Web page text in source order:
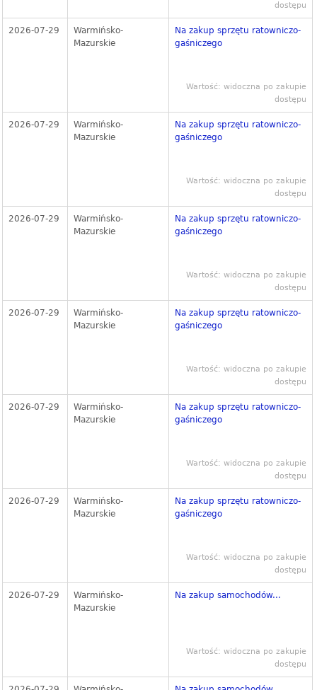
dostępu
2026-07-29
Warmińsko-
Mazurskie
Na zakup sprzętu ratowniczo-
gaśniczego
Wartość: widoczna po zakupie
dostępu
2026-07-29
Warmińsko-
Mazurskie
Na zakup sprzętu ratowniczo-
gaśniczego
Wartość: widoczna po zakupie
dostępu
2026-07-29
Warmińsko-
Mazurskie
Na zakup sprzętu ratowniczo-
gaśniczego
Wartość: widoczna po zakupie
dostępu
2026-07-29
Warmińsko-
Mazurskie
Na zakup sprzętu ratowniczo-
gaśniczego
Wartość: widoczna po zakupie
dostępu
2026-07-29
Warmińsko-
Mazurskie
Na zakup sprzętu ratowniczo-
gaśniczego
Wartość: widoczna po zakupie
dostępu
2026-07-29
Warmińsko-
Mazurskie
Na zakup sprzętu ratowniczo-
gaśniczego
Wartość: widoczna po zakupie
dostępu
2026-07-29
Warmińsko-
Mazurskie
Na zakup samochodów...
Wartość: widoczna po zakupie
dostępu